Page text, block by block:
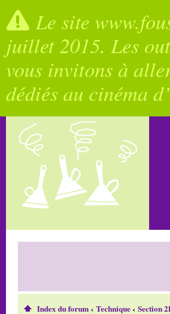
Le site
juillet 2015. Les
vous invitons à
dédiés au cinéma
Index du forum‹ Technique‹ Section